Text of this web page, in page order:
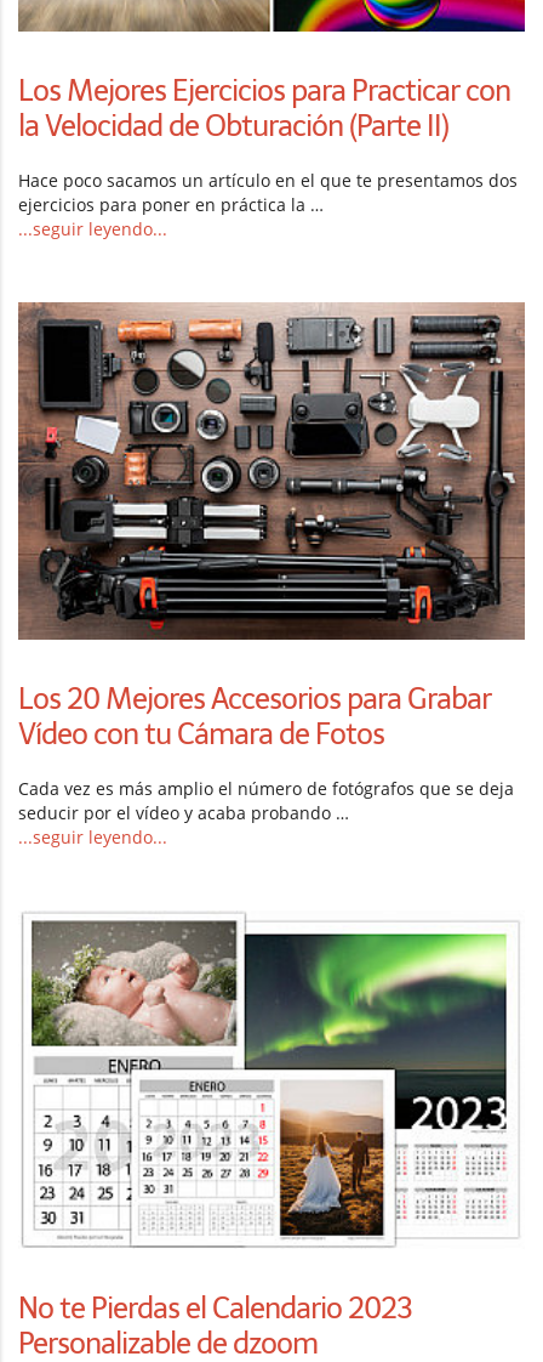
Los Mejores Ejercicios para Practicar con
la Velocidad de Obturación (Parte II)
Hace poco sacamos un artículo en el que te presentamos dos
ejercicios para poner en práctica la …
...seguir leyendo...
Los 20 Mejores Accesorios para Grabar
Vídeo con tu Cámara de Fotos
Cada vez es más amplio el número de fotógrafos que se deja
seducir por el vídeo y acaba probando …
...seguir leyendo...
No te Pierdas el Calendario 2023
Personalizable de dzoom